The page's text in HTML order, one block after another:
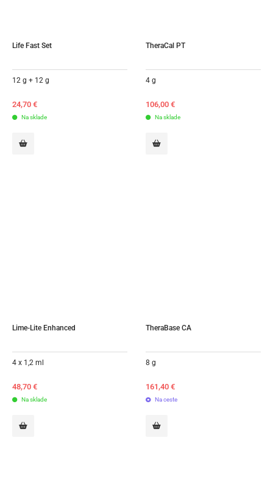
Life Fast Set
12 g + 12 g
24,70 €
Na sklade
TheraCal PT
4 g
106,00 €
Na sklade
Lime-Lite Enhanced
4 x 1,2 ml
48,70 €
Na sklade
TheraBase CA
8 g
161,40 €
Na ceste